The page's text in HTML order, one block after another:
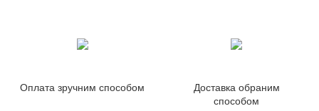
Оплата зручним способом
Доставка обраним
способом